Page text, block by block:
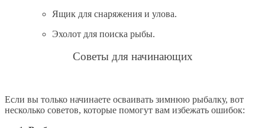
Ящик для снаряжения и улова.
Эхолот для поиска рыбы.
Советы для начинающих
Если вы только начинаете осваивать зимнюю рыбалку, вот
несколько советов, которые помогут вам избежать ошибок: